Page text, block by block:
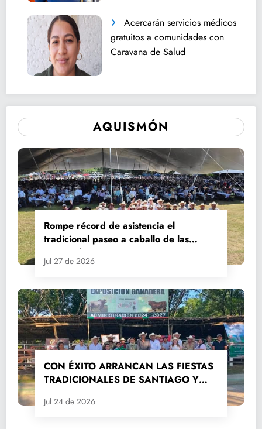
Acercarán servicios médicos
gratuitos a comunidades con
Caravana de Salud
AQUISMÓN
Rompe récord de asistencia el
tradicional paseo a caballo de las
Fiestas de Santiago y Santa Ana
Jul 27 de 2026
CON ÉXITO ARRANCAN LAS FIESTAS
TRADICIONALES DE SANTIAGO Y
Jul 24 de 2026